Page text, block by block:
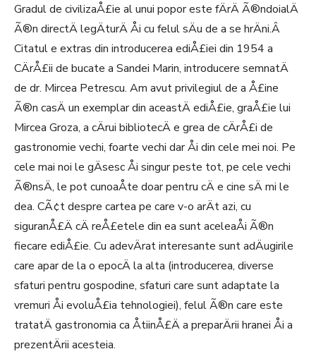
Gradul de civilizaÅ£ie al unui popor este fÄrÄ Ã®ndoialÄ
Ã®n directÄ legÄturÄ Åi cu felul sÄu de a se hrÄni.Â
Citatul e extras din introducerea ediÅ£iei din 1954 a
CÄrÅ£ii de bucate a Sandei Marin, introducere semnatÄ
de dr. Mircea Petrescu. Am avut privilegiul de a Å£ine
Ã®n casÄ un exemplar din aceastÄ ediÅ£ie, graÅ£ie lui
Mircea Groza, a cÄrui bibliotecÄ e grea de cÄrÅ£i de
gastronomie vechi, foarte vechi dar Åi din cele mei noi. Pe
cele mai noi le gÄsesc Åi singur peste tot, pe cele vechi
Ã®nsÄ, le pot cunoaÅte doar pentru cÄ e cine sÄ mi le
dea. CÃ¢t despre cartea pe care v-o arÄt azi, cu
siguranÅ£Ä cÄ reÅ£etele din ea sunt aceleaÅi Ã®n
fiecare ediÅ£ie. Cu adevÄrat interesante sunt adÄugirile
care apar de la o epocÄ la alta (introducerea, diverse
sfaturi pentru gospodine, sfaturi care sunt adaptate la
vremuri Åi evoluÅ£ia tehnologiei), felul Ã®n care este
tratatÄ gastronomia ca ÅtiinÅ£Ä a preparÄrii hranei Åi a
prezentÄrii acesteia.